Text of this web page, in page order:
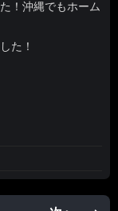
！沖縄でもホーム
た！